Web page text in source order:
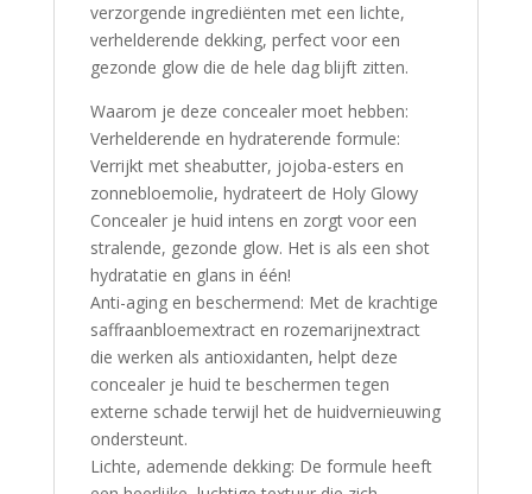
verzorgende ingrediënten met een lichte,
verhelderende dekking, perfect voor een
gezonde glow die de hele dag blijft zitten.
Waarom je deze concealer moet hebben:
Verhelderende en hydraterende formule:
Verrijkt met sheabutter, jojoba-esters en
zonnebloemolie, hydrateert de Holy Glowy
Concealer je huid intens en zorgt voor een
stralende, gezonde glow. Het is als een shot
hydratatie en glans in één!
Anti-aging en beschermend: Met de krachtige
saffraanbloemextract en rozemarijnextract
die werken als antioxidanten, helpt deze
concealer je huid te beschermen tegen
externe schade terwijl het de huidvernieuwing
ondersteunt.
Lichte, ademende dekking: De formule heeft